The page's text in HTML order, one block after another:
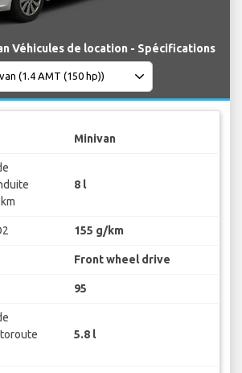
Véhicules de location - Spécifications
Minivan
8 l
155 g/km
Front wheel drive
95
5.8 l